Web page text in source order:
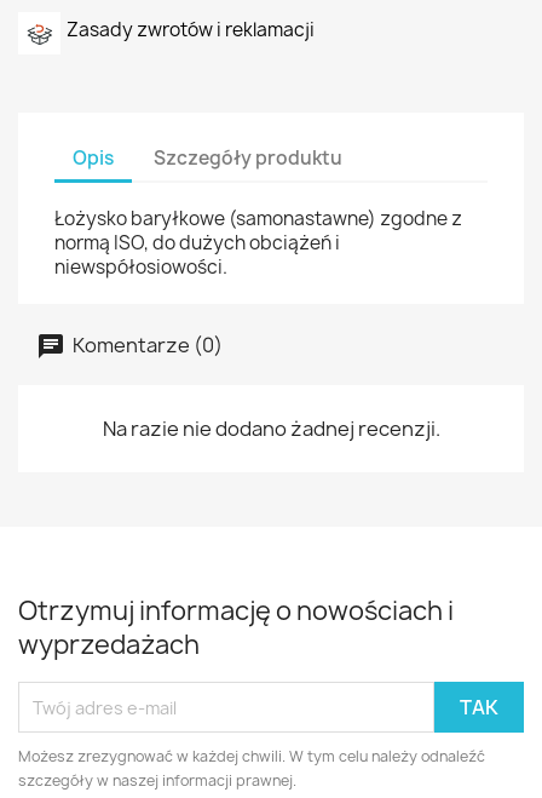
Zasady zwrotów i reklamacji
Opis Szczegóły produktu
Łożysko baryłkowe (samonastawne) zgodne z
normą ISO, do dużych obciążeń i
niewspółosiowości.
Komentarze (0)
Na razie nie dodano żadnej recenzji.
Otrzymuj informację o nowościach i
wyprzedażach
Możesz zrezygnować w każdej chwili. W tym celu należy odnaleźć
szczegóły w naszej informacji prawnej.